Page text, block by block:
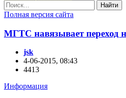
Найти
Полная версия сайта
МГТС навязывает переход
jsk
4-06-2015, 08:43
4413
Информация